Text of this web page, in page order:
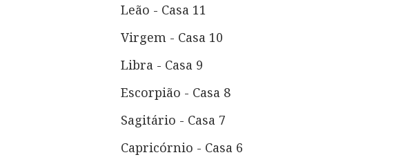
Leão - Casa 11
Virgem - Casa 10
Libra - Casa 9
Escorpião - Casa 8
Sagitário - Casa 7
Capricórnio - Casa 6